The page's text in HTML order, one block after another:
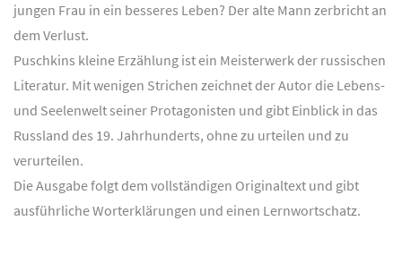
jungen Frau in ein besseres Leben? Der alte Mann zerbricht an
dem Verlust.
Puschkins kleine Erzählung ist ein Meisterwerk der russischen
Literatur. Mit wenigen Strichen zeichnet der Autor die Lebens-
und Seelenwelt seiner Protagonisten und gibt Einblick in das
Russland des 19. Jahrhunderts, ohne zu urteilen und zu
verurteilen.
Die Ausgabe folgt dem vollständigen Originaltext und gibt
ausführliche Worterklärungen und einen Lernwortschatz.